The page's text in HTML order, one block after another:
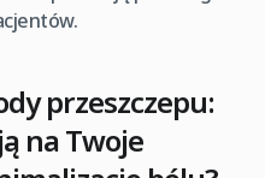
przeszczepu:
na Twoje